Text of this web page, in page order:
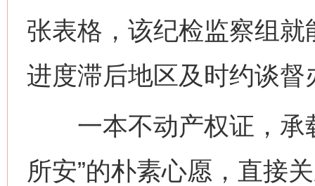
张表格，该纪检监察组
进度滞后地区及时约谈
一本不动产权证，承
所安”的朴素心愿，直接